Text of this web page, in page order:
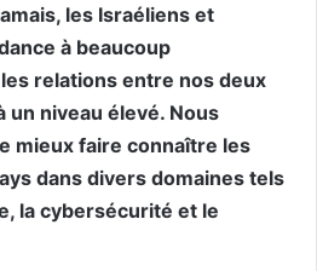
les Israéliens et
à beaucoup
relations entre nos deux
un niveau élevé. Nous
mieux faire connaître les
dans divers domaines tels
la cybersécurité et le